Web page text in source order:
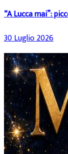
“A Lucca mai”:
30 Luglio 2026